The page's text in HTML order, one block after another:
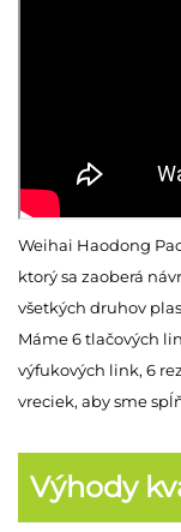
Weihai Haodong
ktorý sa zaoberá
všetkých druhov
Máme 6 tlačových
výfukových link, 6
vreciek, aby sme
Výhody